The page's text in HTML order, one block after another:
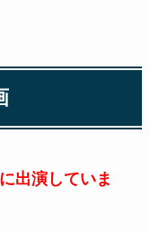
出演していま